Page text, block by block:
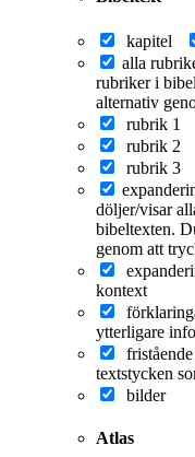
kapitel
alla
rubriker i
alternativ
rubrik 1
rubrik 2
rubrik 3
döljer/visar
bibeltexten.
genom att
kontext
ytterligare
textstycken
bilder
Atlas